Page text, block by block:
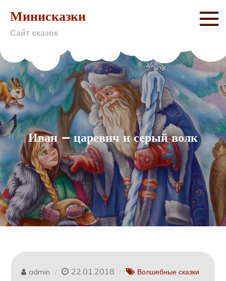
content
Минисказки
Сайт сказок
Иван – царевич и серый волк
admin 22.01.2018 Волшебные сказки